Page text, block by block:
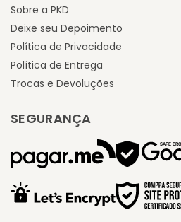
Sobre a PKD
Deixe seu Depoimento
Política de Privacidade
Política de Entrega
Trocas e Devoluções
SEGURANÇA